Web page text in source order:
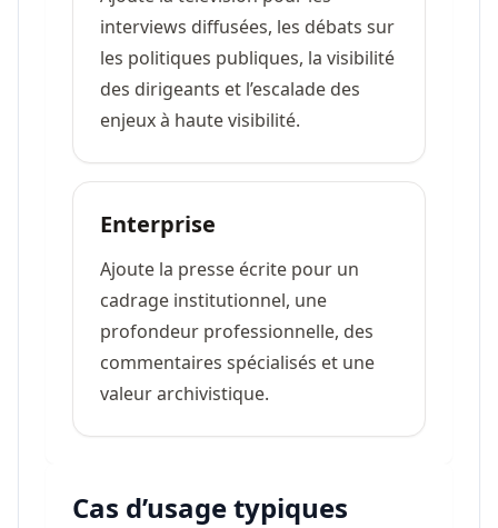
interviews diffusées, les débats sur
les politiques publiques, la visibilité
des dirigeants et l’escalade des
enjeux à haute visibilité.
Enterprise
Ajoute la presse écrite pour un
cadrage institutionnel, une
profondeur professionnelle, des
commentaires spécialisés et une
valeur archivistique.
Cas d’usage typiques